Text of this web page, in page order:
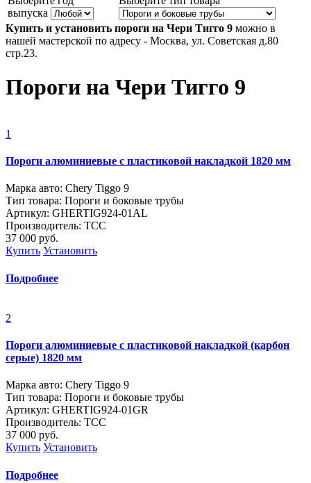
выпуска
Купить и установить пороги на Чери Тигго 9 можно в
нашей мастерской по адресу - Москва, ул. Советская д.80
стр.23.
Пороги на Чери Тигго 9
1
Пороги алюминиевые с пластиковой накладкой 1820 мм
Марка авто: Chery Tiggo 9
Тип товара: Пороги и боковые трубы
Артикул: GHERTIG924-01AL
Производитель: ТСС
37 000 руб.
Купить Установить
Подробнее
2
Пороги алюминиевые с пластиковой накладкой (карбон
серые) 1820 мм
Марка авто: Chery Tiggo 9
Тип товара: Пороги и боковые трубы
Артикул: GHERTIG924-01GR
Производитель: ТСС
37 000 руб.
Купить Установить
Подробнее